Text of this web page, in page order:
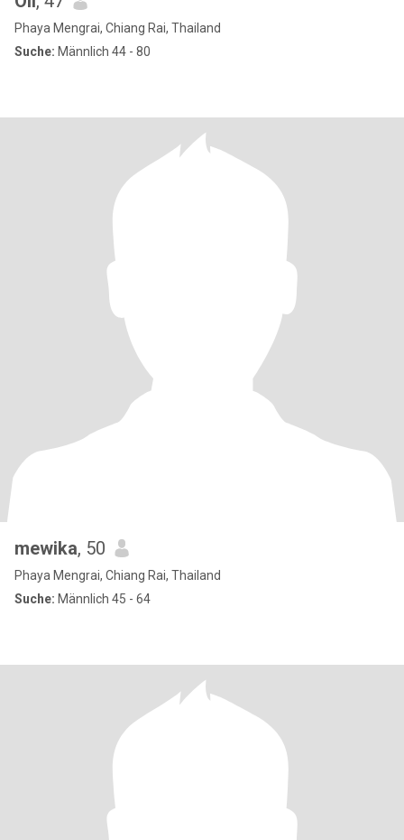
Phaya Mengrai, Chiang Rai, Thailand
Suche: Männlich 44 - 80
mewika, 50
Phaya Mengrai, Chiang Rai, Thailand
Suche: Männlich 45 - 64